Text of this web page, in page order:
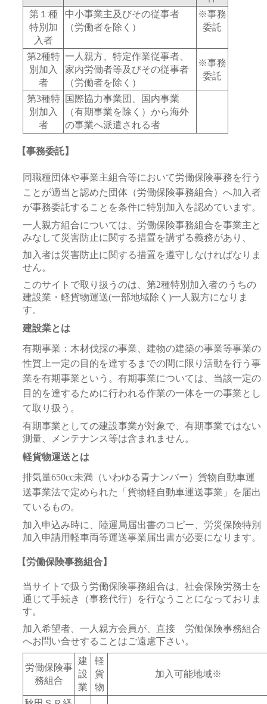
第１種
特別加
入者
中小事業主及びその従事者
（労働者を除く）
※事務
委託
第2種特
別加入
者
一人親方、特定作業従事者、
家内労働者等及びその従事者
（労働者を除く）
※事務
委託
第3種特
別加入
者
国際協力事業団、国内事業
（有期事業を除く）から海外
の事業へ派遣される者
【事務委託】
同職種団体や事業主組合等において労働保険事務を行う
ことが適当と認めた団体（労働保険事務組合）へ加入者
が事務委託することを条件に特別加入を認めています。
一人親方組合については、労働保険事務組合を事業主と
みなして災害防止に関する措置を講ずる義務があり、
加入者は災害防止に関する措置を遵守しなければなりま
せん。
このサイトで取り扱うのは、第2種特別加入者のうちの
建設業・軽貨物運送(一部地域除く)一人親方になりま
す。
建設業とは
有期事業：木材伐採の事業、建物の建築の事業等事業の
性質上一定の目的を達するまでの間に限り活動を行う事
業を有期事業という。有期事業については、当該一定の
目的を達するために行われる作業の一体を一の事業とし
て取り扱う。
有期事業としての建設事業が対象で、有期事業ではない
測量、メンテナンス等は含まれません。
軽貨物運送とは
排気量650cc未満（いわゆる青ナンバー）貨物自動車運
送事業法で定められた「貨物軽自動車運送事業」を届出
ているもの。
加入申込み時に、陸運局届出書のコピー、労災保険特別
加入申請用軽車両等運送事業届出書が必要になります。
【労働保険事務組合】
当サイトで扱う労働保険事務組合は、社会保険労務士を
通じて手続き（事務代行）を行なうことになっておりま
す。
加入希望者、一人親方会員が、直接 労働保険事務組合
へお問い合せすることはご遠慮下さい。
労働保険事
務組合
建
設
業
軽
貨
物
加入可能地域※